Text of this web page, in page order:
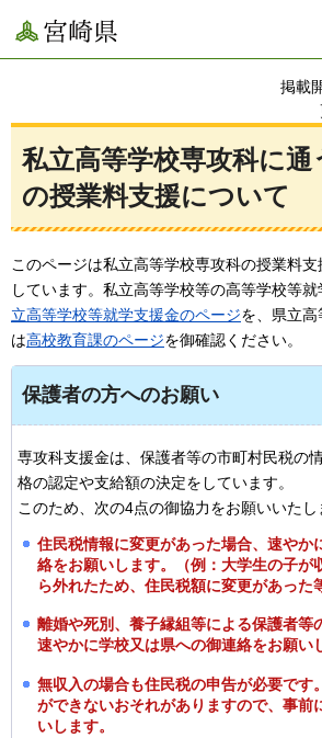
宮崎県
掲載
私立高等学校専攻科に通
の授業料支援について
このページは私立高等学校専攻科の授業料
しています。私立高等学校等の高等学校等
立高等学校等就学支援金のページを、県立
は高校教育課のページを御確認ください。
保護者の方へのお願い
専攻科支援金は、保護者等の市町村民税の
格の認定や支給額の決定をしています。
このため、次の4点の御協力をお願いいたし
住民税情報に変更があった場合、速やか
絡をお願いします。
（例：大学生の子
ら外れたため、住民税額に変更があった
離婚や死別、養子縁組等による保護者等
速やかに学校又は県への御連絡をお願い
無収入の場合も住民税の申告が必要です
ができないおそれがありますので、事前
いします。